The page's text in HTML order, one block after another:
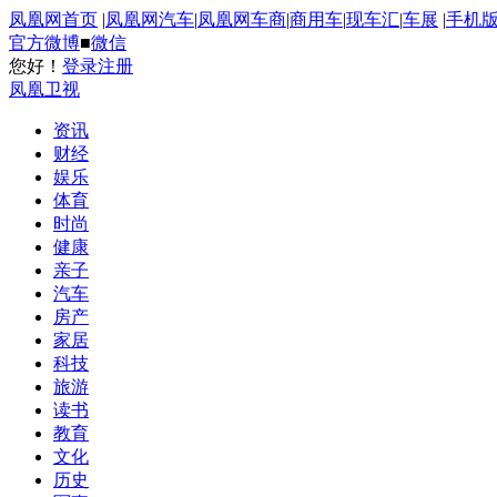
凤凰网首页 |凤凰网汽车|凤凰网车商|商用车|现车汇|车展 |手机版
官方微博■微信
您好！ 登录注册
凤凰卫视
资讯
财经
娱乐
体育
时尚
健康
亲子
汽车
房产
家居
科技
旅游
读书
教育
文化
历史